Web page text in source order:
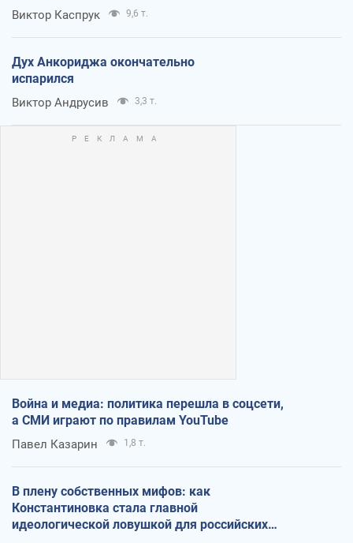
Виктор Каспрук 9,6 т.
Дух Анкориджа окончательно
испарился
Виктор Андрусив 3,3 т.
Война и медиа: политика перешла в соцсети,
а СМИ играют по правилам YouTube
Павел Казарин 1,8 т.
В плену собственных мифов: как
Константиновка стала главной
идеологической ловушкой для российских